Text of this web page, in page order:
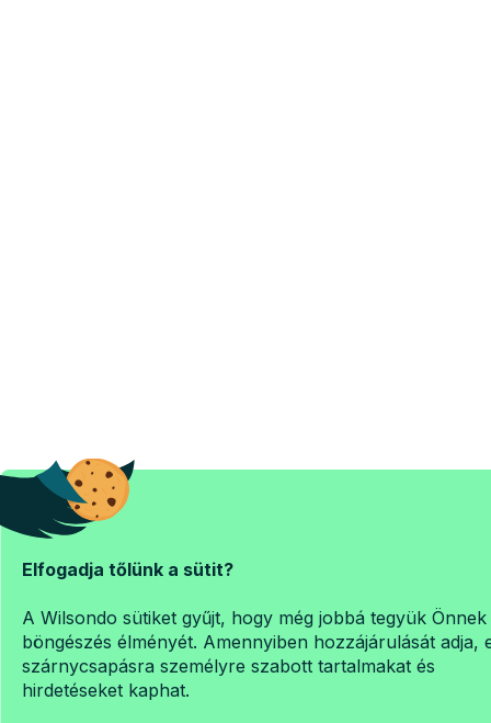
Elfogadja tőlünk a sütit?
A Wilsondo sütiket gyűjt, hogy még jobbá tegyük Önnek
böngészés élményét. Amennyiben hozzájárulását adja,
szárnycsapásra személyre szabott tartalmakat és
hirdetéseket kaphat.